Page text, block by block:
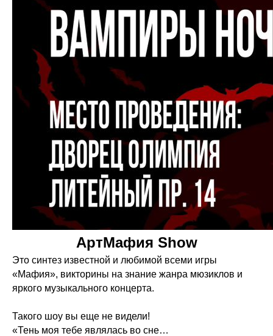
АртМафия Show
Это синтез известной и любимой всеми игры
«Мафия», викторины на знание жанра мюзиклов и
яркого музыкального концерта.
Такого шоу вы еще не видели!
«Тень моя тебе являлась во сне…